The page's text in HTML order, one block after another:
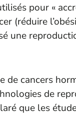
pour «
(réduire
une
de cancers
de
que les